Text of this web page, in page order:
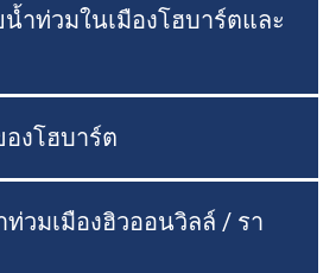
ำท่วมในเมืองโฮบาร์ตและ
งโฮบาร์ต
วมเมืองฮิวออนวิลล์ / รา